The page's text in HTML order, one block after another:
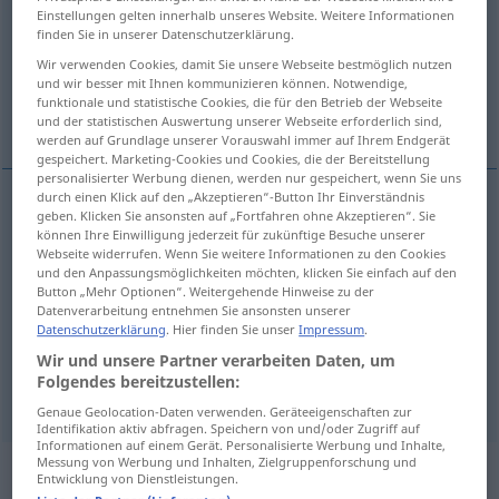
Übersicht aller Übersetzungen
(Für mehr Details die Übersetzung anklicken/antippen)
réveiller, éveiller, réveiller, susciter
réveiller wecken
éveiller wecken Interesse FIG
susciter wecken Interesse FIG
réveiller weckenErinnerungen
Beispielsätze für "wecken"
Einstellungen gelten innerhalb unseres Website. Weitere Informationen
finden Sie in unserer Datenschutzerklärung.
Wir verwenden Cookies, damit Sie unsere Webseite bestmöglich nutzen
und wir besser mit Ihnen kommunizieren können. Notwendige,
funktionale und statistische Cookies, die für den Betrieb der Webseite
und der statistischen Auswertung unserer Webseite erforderlich sind,
werden auf Grundlage unserer Vorauswahl immer auf Ihrem Endgerät
gespeichert. Marketing-Cookies und Cookies, die der Bereitstellung
personalisierter Werbung dienen, werden nur gespeichert, wenn Sie uns
durch einen Klick auf den „Akzeptieren“-Button Ihr Einverständnis
geben. Klicken Sie ansonsten auf „Fortfahren ohne Akzeptieren“. Sie
können Ihre Einwilligung jederzeit für zukünftige Besuche unserer
Webseite widerrufen. Wenn Sie weitere Informationen zu den Cookies
und den Anpassungsmöglichkeiten möchten, klicken Sie einfach auf den
Button „Mehr Optionen“. Weitergehende Hinweise zu der
Datenverarbeitung entnehmen Sie ansonsten unserer
Datenschutzerklärung. Hier finden Sie unserImpressum.
Wir und unsere Partner verarbeiten Daten, um
Folgendes bereitzustellen:
Genaue Geolocation-Daten verwenden. Geräteeigenschaften zur
Identifikation aktiv abfragen. Speichern von und/oder Zugriff auf
Informationen auf einem Gerät. Personalisierte Werbung und Inhalte,
Messung von Werbung und Inhalten, Zielgruppenforschung und
Entwicklung von Dienstleistungen.